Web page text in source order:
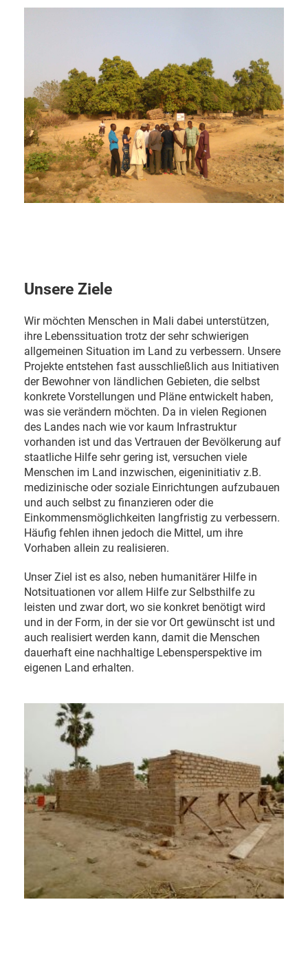
Unsere Ziele
Wir möchten Menschen in Mali dabei unterstützen,
ihre Lebenssituation trotz der sehr schwierigen
allgemeinen Situation im Land zu verbessern. Unsere
Projekte entstehen fast ausschließlich aus Initiativen
der Bewohner von ländlichen Gebieten, die selbst
konkrete Vorstellungen und Pläne entwickelt haben,
was sie verändern möchten. Da in vielen Regionen
des Landes nach wie vor kaum Infrastruktur
vorhanden ist und das Vertrauen der Bevölkerung auf
staatliche Hilfe sehr gering ist, versuchen viele
Menschen im Land inzwischen, eigeninitiativ z.B.
medizinische oder soziale Einrichtungen aufzubauen
und auch selbst zu finanzieren oder die
Einkommensmöglichkeiten langfristig zu verbessern.
Häufig fehlen ihnen jedoch die Mittel, um ihre
Vorhaben allein zu realisieren.
Unser Ziel ist es also, neben humanitärer Hilfe in
Notsituationen vor allem Hilfe zur Selbsthilfe zu
leisten und zwar dort, wo sie konkret benötigt wird
und in der Form, in der sie vor Ort gewünscht ist und
auch realisiert werden kann, damit die Menschen
dauerhaft eine nachhaltige Lebensperspektive im
eigenen Land erhalten.